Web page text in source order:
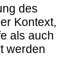
des
Kontext,
als auch
werden